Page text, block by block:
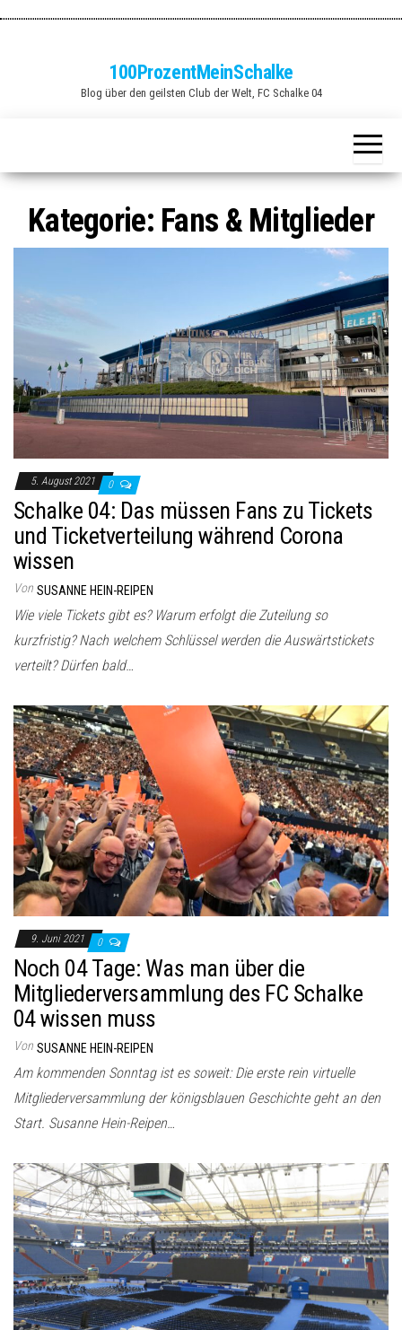
100ProzentMeinSchalke
Blog über den geilsten Club der Welt, FC Schalke 04
Kategorie: Fans & Mitglieder
5. August 2021 0
Schalke 04: Das müssen Fans zu Tickets
und Ticketverteilung während Corona
wissen
Von SUSANNE HEIN-REIPEN
Wie viele Tickets gibt es? Warum erfolgt die Zuteilung so
kurzfristig? Nach welchem Schlüssel werden die Auswärtstickets
verteilt? Dürfen bald…
9. Juni 2021 0
Noch 04 Tage: Was man über die
Mitgliederversammlung des FC Schalke
04 wissen muss
Von SUSANNE HEIN-REIPEN
Am kommenden Sonntag ist es soweit: Die erste rein virtuelle
Mitgliederversammlung der königsblauen Geschichte geht an den
Start. Susanne Hein-Reipen…